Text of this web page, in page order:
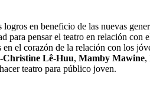
en beneficio de las nuevas
para pensar el teatro en relación
el corazón de la relación con los
Christine Lê-Huu, Mamby Mawine,
teatro para público joven.